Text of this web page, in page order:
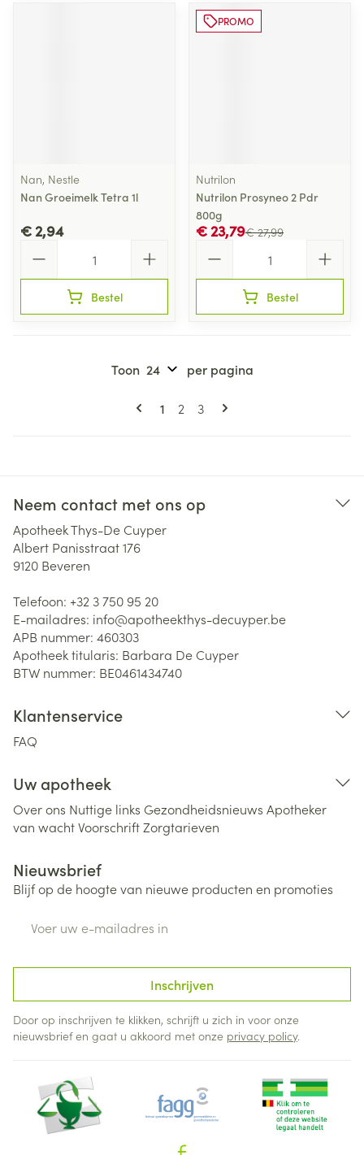
Nan, Nestle
Nan Groeimelk Tetra 1l
€ 2,94
Bestel
PROMO
Nutrilon
Nutrilon Prosyneo 2 Pdr
800g
€ 27,99
€ 23,79
Bestel
Pagina's
U lees momenteel pagina
1 Pagina
2 Pagina
3
Toon per pagina
Neem contact met ons op
Apotheek Thys-De Cuyper
Albert Panisstraat 176
9120 Beveren
Telefoon: +32 3 750 95 20
E-mailadres: info@apotheekthys-decuyper.be
APB nummer: 460303
Apotheek titularis: Barbara De Cuyper
BTW nummer: BE0461434740
Klantenservice
FAQ
Uw apotheek
Over ons Nuttige links Gezondheidsnieuws Apotheker
van wachtVoorschriftZorgtarieven
Nieuwsbrief
Blijf op de hoogte van nieuwe producten en promoties
Inschrijven
Door op inschrijven te klikken, schrijft u zich in voor onze
nieuwsbrief en gaat u akkoord met onze privacy policy.